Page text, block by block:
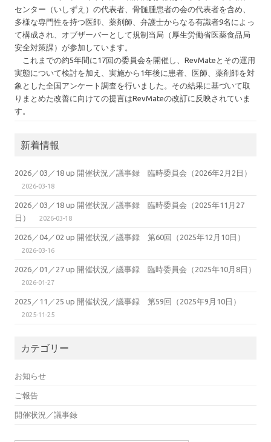
センター（いしずえ）の代表者、骨髄腫患者の会の代表者を含め、
多様な専門性を持つ医師、薬剤師、弁護士からなる有識者9名によっ
て構成され、オブザーバーとして規制当局（厚生労働省医薬食品局
安全対策課）が参加しています。
これまでの約5年間に17回の委員会を開催し、RevMateとその運用
実態について検討を加え、実施から1年後に患者、医師、薬剤師を対
象とした全国アンケート調査を行いました。その結果に基づいて取
りまとめた改善に向けての提言はRevMateの改訂に反映されていま
す。
新着情報
2026／03／18 up 開催状況／議事録 臨時委員会（2026年2月2日）
2026-03-18
2026／03／18 up 開催状況／議事録 臨時委員会（2025年11月27
日）
2026-03-18
2026／04／02 up 開催状況／議事録 第60回（2025年12月10日）
2026-03-16
2026／01／27 up 開催状況／議事録 臨時委員会（2025年10月8日）
2026-01-27
2025／11／25 up 開催状況／議事録 第59回（2025年9月10日）
2025-11-25
カテゴリー
お知らせ
ご報告
開催状況／議事録